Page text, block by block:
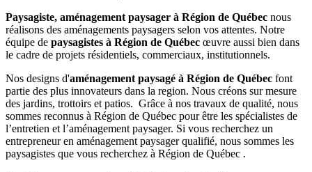
Paysagiste, aménagement paysager à Région de Québec nous
réalisons des aménagements paysagers selon vos attentes. Notre
équipe de paysagistes à Région de Québec œuvre aussi bien dans
le cadre de projets résidentiels, commerciaux, institutionnels.
Nos designs d'aménagement paysagé à Région de Québec font
partie des plus innovateurs dans la region. Nous créons sur mesure
des jardins, trottoirs et patios. Grâce à nos travaux de qualité, nous
sommes reconnus à Région de Québec pour être les spécialistes de
l’entretien et l’aménagement paysager. Si vous recherchez un
entrepreneur en aménagement paysager qualifié, nous sommes les
paysagistes que vous recherchez à Région de Québec .